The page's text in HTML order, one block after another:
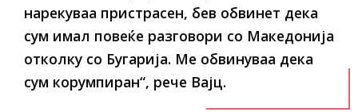
нарекуваа пристрасен, бев обвинет дека
сум имал повеќе разговори со Македонија
отколку со Бугарија. Ме обвинуваа дека
сум корумпиран“, рече Вајц.